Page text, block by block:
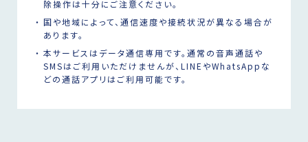
除操作は十分にご注意ください。
国や地域によって、通信速度や接続状況が異なる場合が
あります。
本サービスはデータ通信専用です。通常の音声通話や
SMSはご利用いただけませんが、LINEやWhatsAppな
どの通話アプリはご利用可能です。